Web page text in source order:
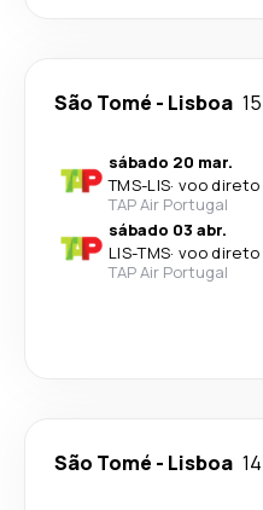
São Tomé - Lisboa
sábado 20 mar.
TMS-LIS· voo direto
TAP Air Portugal
sábado 03 abr.
LIS-TMS· voo direto
TAP Air Portugal
São Tomé - Lisboa